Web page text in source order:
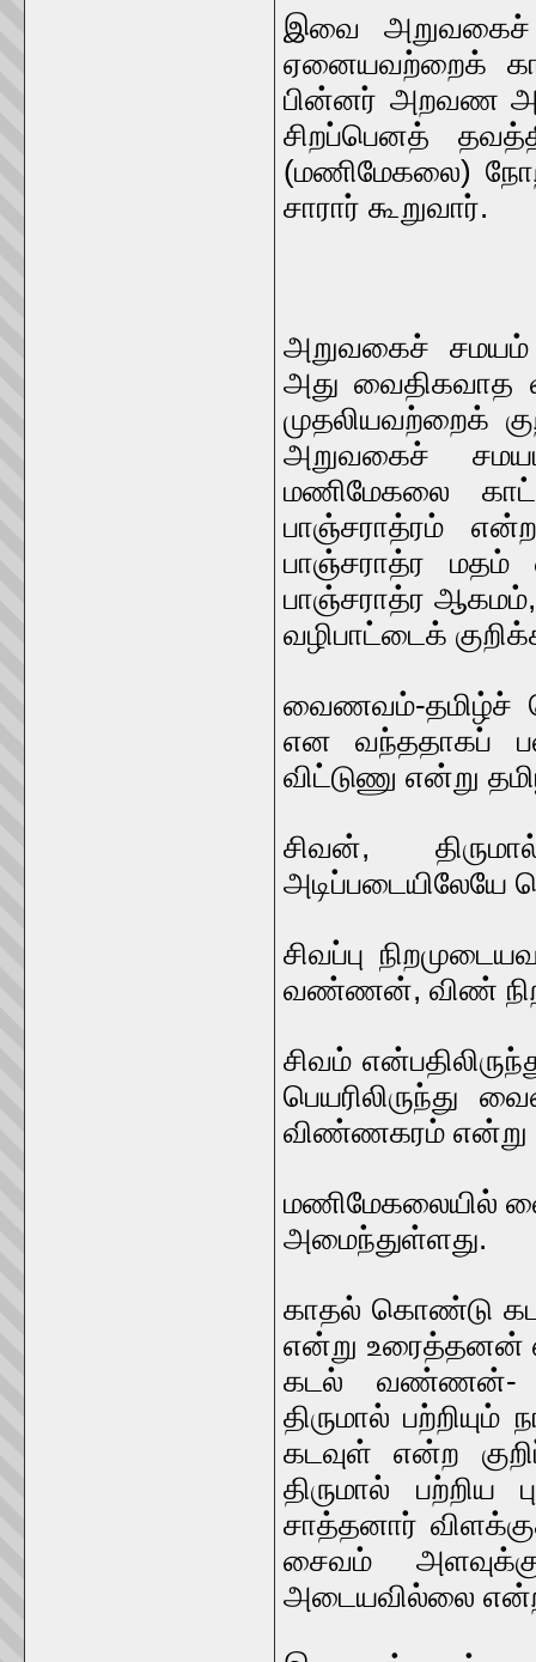
இவை அறுவகைச்
ஏனையவற்றைக்
பின்னர் அறவண
சிறப்பெனத்
(மணிமேகலை)
சாரார் கூறுவார்.
அறுவகைச் சமயம்
அது வைதிகவாத
முதலியவற்றைக்
அறுவகைச்
மணிமேகலை
பாஞ்சராத்ரம்
பாஞ்சராத்ர
பாஞ்சராத்ர
வழிபாட்டைக்
வைணவம்-
என வந்ததாகப்
விட்டுணு என்று
சிவன்,
சிவப்பு
வண்ணன், விண்
சிவம்
பெயரிலிருந்து
விண்ணகரம் என்று
மணிமேகலையில்
அமைந்துள்ளது.
காதல் கொண்டு
என்று உரைத்தனன்
கடல் வண்ணன்-
திருமால்
கடவுள் என்ற
திருமால்
சாத்தனார்
சைவம்
அடையவில்லை என்ற